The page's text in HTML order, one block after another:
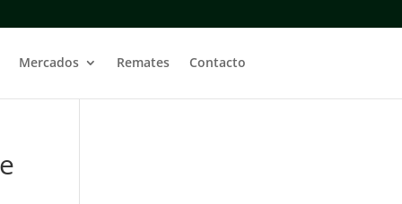
Mercados Remates Contacto